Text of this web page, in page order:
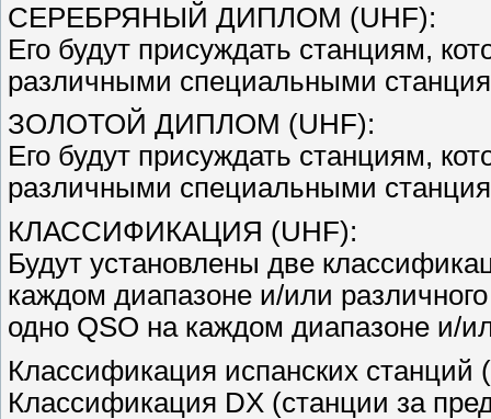
СЕРЕБРЯНЫЙ ДИПЛОМ (UHF):
Его будут присуждать станциям,
различными специальными
ЗОЛОТОЙ ДИПЛОМ (UHF):
Его будут присуждать станциям,
различными специальными
КЛАССИФИКАЦИЯ (UHF):
Будут установлены две
каждом диапазоне и/или
одно QSO на каждом диапазоне и/
Классификация испанских станций
Классификация DX (станции за